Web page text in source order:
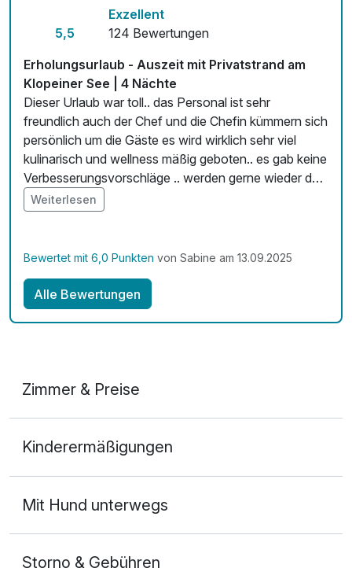
kostenfreie Leihfahrräder
Fitnessgeräte stehen bereit
Kostenloses W-LAN
Zimmerservice verfügbar
5,5
Exzellent
124 Bewertungen
Erholungsurlaub - Auszeit mit Privatstrand am
Klopeiner See | 4 Nächte
Dieser Urlaub war toll.. das Personal ist sehr
freundlich auch der Chef und die Chefin kümmern sich
persönlich um die Gäste es wird wirklich sehr viel
kulinarisch und wellness mäßig geboten.. es gab keine
Verbesserungsvorschläge .. werden gerne wieder dort
Urlaub machen🌞🌞🌞🌞 von uns gibt es 10 Sterne!
Weiterlesen
Bewertet mit 6,0 Punkten von Sabine am 13.09.2025
Alle Bewertungen
Zimmer & Preise
2 Erwachsene und 2 Kinder
Kinderermäßigungen
Mit Hund unterwegs
Storno & Gebühren